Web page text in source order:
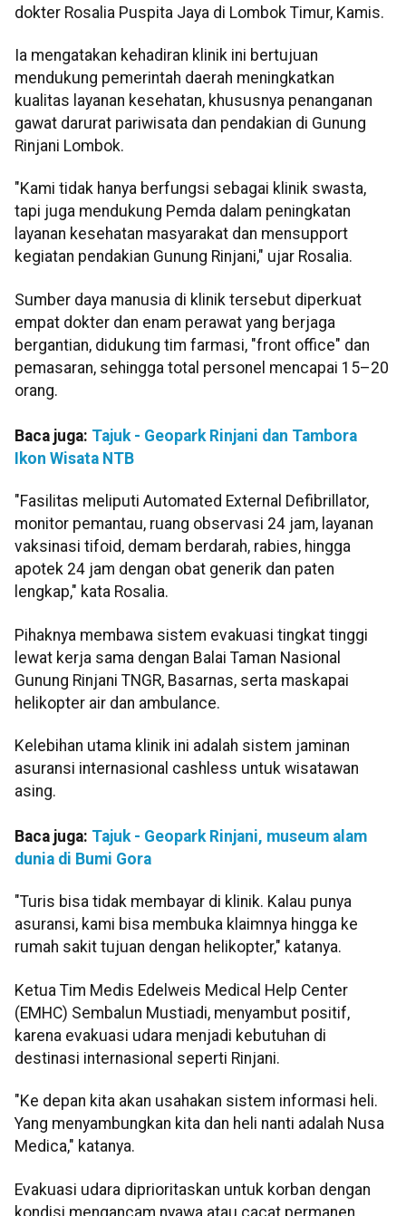
dokter Rosalia Puspita Jaya di Lombok Timur, Kamis.
Ia mengatakan kehadiran klinik ini bertujuan
mendukung pemerintah daerah meningkatkan
kualitas layanan kesehatan, khususnya penanganan
gawat darurat pariwisata dan pendakian di Gunung
Rinjani Lombok.
"Kami tidak hanya berfungsi sebagai klinik swasta,
tapi juga mendukung Pemda dalam peningkatan
layanan kesehatan masyarakat dan mensupport
kegiatan pendakian Gunung Rinjani," ujar Rosalia.
Sumber daya manusia di klinik tersebut diperkuat
empat dokter dan enam perawat yang berjaga
bergantian, didukung tim farmasi, "front office" dan
pemasaran, sehingga total personel mencapai 15–20
orang.
Baca juga: Tajuk - Geopark Rinjani dan Tambora
Ikon Wisata NTB
"Fasilitas meliputi Automated External Defibrillator,
monitor pemantau, ruang observasi 24 jam, layanan
vaksinasi tifoid, demam berdarah, rabies, hingga
apotek 24 jam dengan obat generik dan paten
lengkap," kata Rosalia.
Pihaknya membawa sistem evakuasi tingkat tinggi
lewat kerja sama dengan Balai Taman Nasional
Gunung Rinjani TNGR, Basarnas, serta maskapai
helikopter air dan ambulance.
Kelebihan utama klinik ini adalah sistem jaminan
asuransi internasional cashless untuk wisatawan
asing.
Baca juga: Tajuk - Geopark Rinjani, museum alam
dunia di Bumi Gora
"Turis bisa tidak membayar di klinik. Kalau punya
asuransi, kami bisa membuka klaimnya hingga ke
rumah sakit tujuan dengan helikopter," katanya.
Ketua Tim Medis Edelweis Medical Help Center
(EMHC) Sembalun Mustiadi, menyambut positif,
karena evakuasi udara menjadi kebutuhan di
destinasi internasional seperti Rinjani.
"Ke depan kita akan usahakan sistem informasi heli.
Yang menyambungkan kita dan heli nanti adalah Nusa
Medica," katanya.
Evakuasi udara diprioritaskan untuk korban dengan
kondisi mengancam nyawa atau cacat permanen,